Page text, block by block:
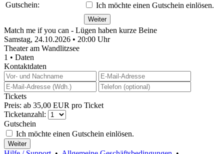
Gutschein:
Ich möchte einen Gutschein einlösen.
Match me if you can - Lügen haben kurze Beine
Samstag, 24.10.2026 • 20:00 Uhr
Theater am Wandlitzsee
1 • Daten
Kontaktdaten
Tickets
Preis: ab 35,00 EUR pro Ticket
Ticketanzahl:
Gutschein
Ich möchte einen Gutschein einlösen.